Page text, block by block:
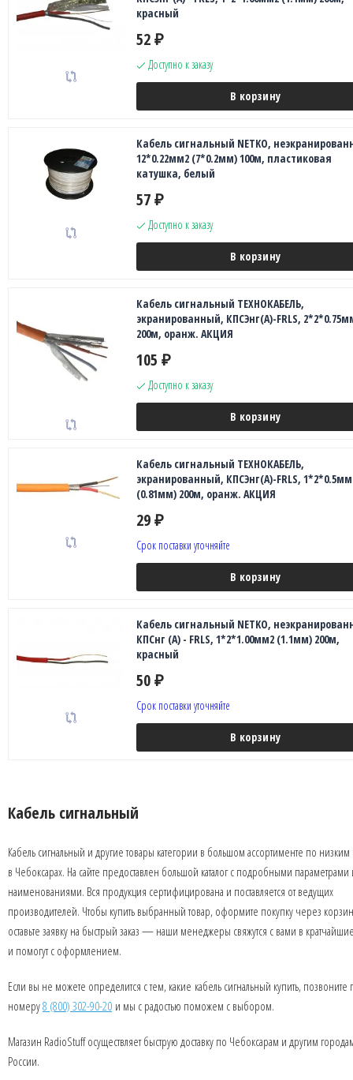
красный
52 ₽
Доступно к заказу
В корзину
Кабель сигнальный NETKO,
12*0.22мм2 (7*0.2мм) 100м, пластиковая
катушка, белый
57 ₽
Доступно к заказу
В корзину
Кабель сигнальный ТЕХНОКАБЕЛЬ,
экранированный, КПСЭнг(А)-FRLS,
200м, оранж. АКЦИЯ
105 ₽
Доступно к заказу
В корзину
Кабель сигнальный ТЕХНОКАБЕЛЬ,
экранированный, КПСЭнг(А)-FRLS,
(0.81мм) 200м, оранж. АКЦИЯ
29 ₽
Срок поставки уточняйте
В корзину
Кабель сигнальный NETKO,
КПСнг (А) - FRLS, 1*2*1.00мм2 (1.1мм) 200м,
красный
50 ₽
Срок поставки уточняйте
В корзину
Кабель сигнальный
Кабель сигнальный и другие товары категории в большом ассортименте по
в Чебоксарах. На сайте предоставлен большой каталог с подробными параметрами
наименованиями. Вся продукция сертифицирована и поставляется от ведущих
производителей. Чтобы купить выбранный товар, оформите покупку через
оставьте заявку на быстрый заказ — наши менеджеры свяжутся с вами в
и помогут с оформлением.
Если вы не можете определится с тем, какие кабель сигнальный купить, позвоните
номеру8 (800) 302-90-20 и мы с радостью поможем с выбором.
Магазин RadioStuff осуществляет быструю доставку по Чебоксарам и другим
России.